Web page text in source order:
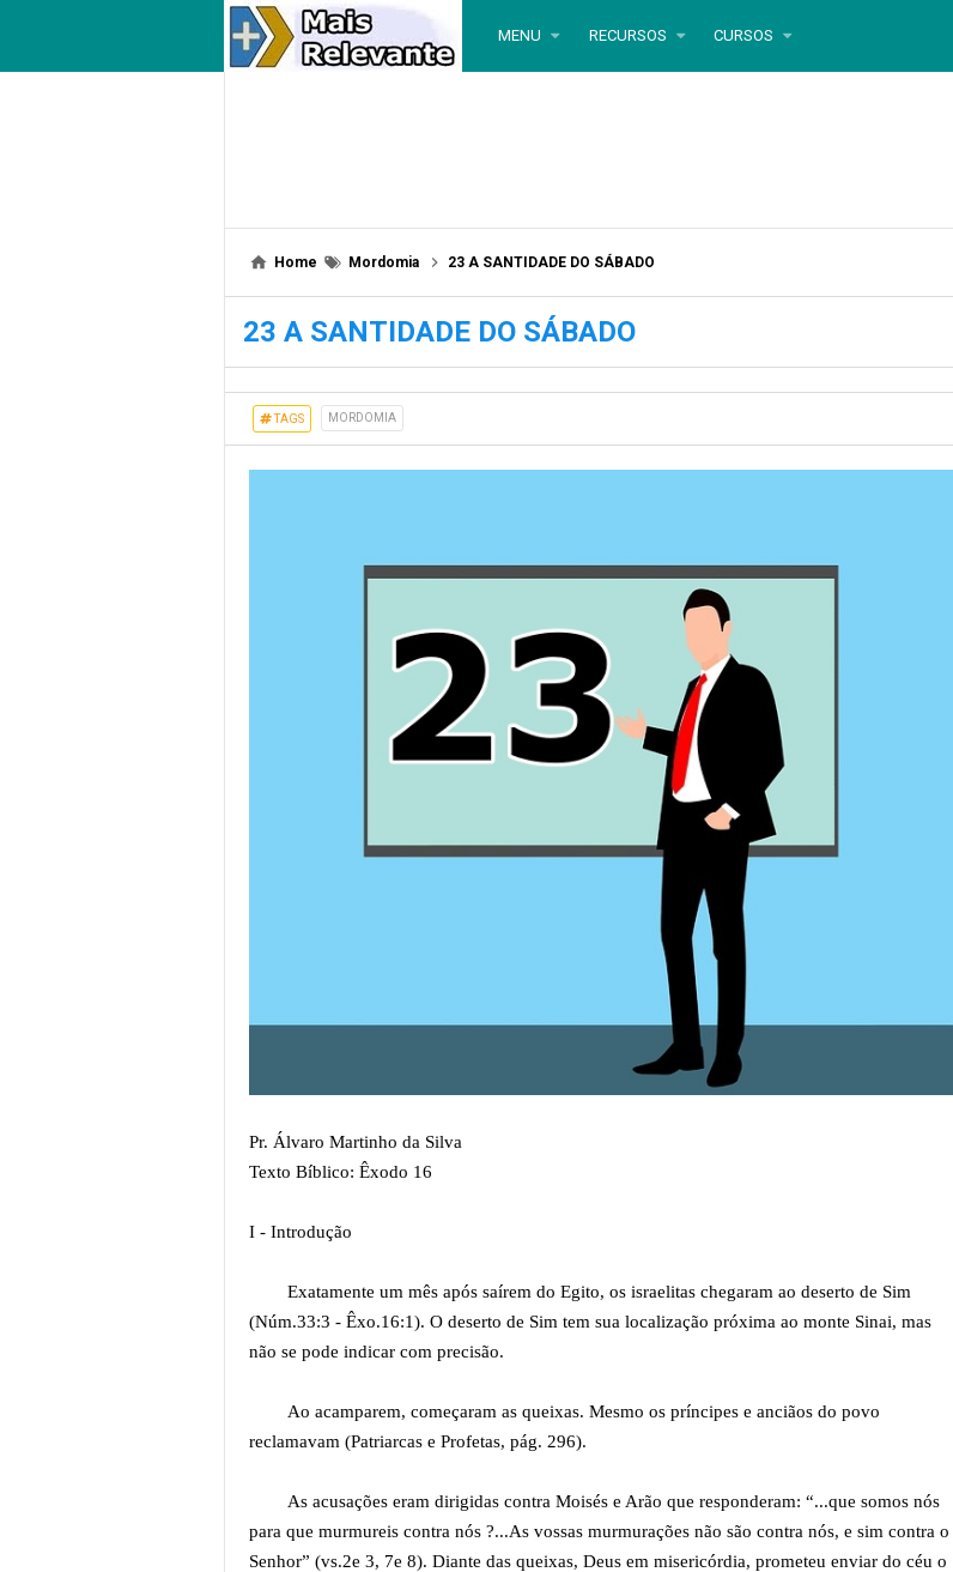
MENU RECURSOS CURSOS
Home Mordomia 23 A SANTIDADE DO SÁBADO
23 A SANTIDADE DO SÁBADO
TAGS MORDOMIA
Pr. Álvaro Martinho da Silva
Texto Bíblico: Êxodo 16
I - Introdução
Exatamente um mês após saírem do Egito, os israelitas chegaram ao deserto de Sim
(Núm.33:3 - Êxo.16:1). O deserto de Sim tem sua localização próxima ao monte Sinai, mas
não se pode indicar com precisão.
Ao acamparem, começaram as queixas. Mesmo os príncipes e anciãos do povo
reclamavam (Patriarcas e Profetas, pág. 296).
As acusações eram dirigidas contra Moisés e Arão que responderam: “...que somos nós
para que murmureis contra nós ?...As vossas murmurações não são contra nós, e sim contra o
Senhor” (vs.2e 3, 7e 8). Diante das queixas, Deus em misericórdia, prometeu enviar do céu o